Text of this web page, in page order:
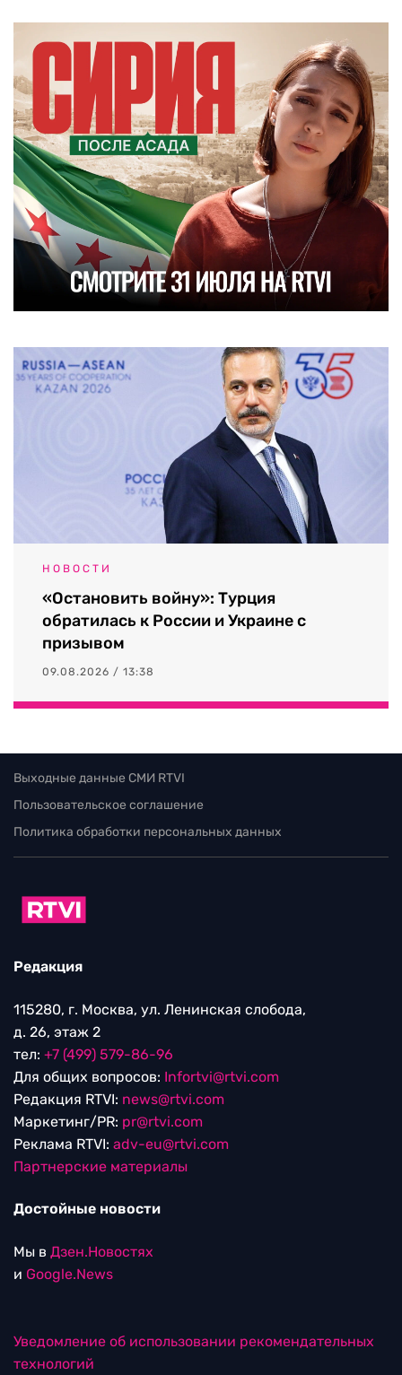
НОВОСТИ
«Остановить войну»: Турция
обратилась к России и Украине с
призывом
09.08.2026 / 13:38
Выходные данные СМИ RTVI
Пользовательское соглашение
Политика обработки персональных данных
Редакция
115280, г. Москва, ул. Ленинская слобода,
д. 26, этаж 2
тел: +7 (499) 579-86-96
Для общих вопросов: Infortvi@rtvi.com
Редакция RTVI: news@rtvi.com
Маркетинг/PR: pr@rtvi.com
Реклама RTVI: adv-eu@rtvi.com
Партнерские материалы
Достойные новости
Мы в Дзен.Новостях
и Google.News
Уведомление об использовании рекомендательных
технологий